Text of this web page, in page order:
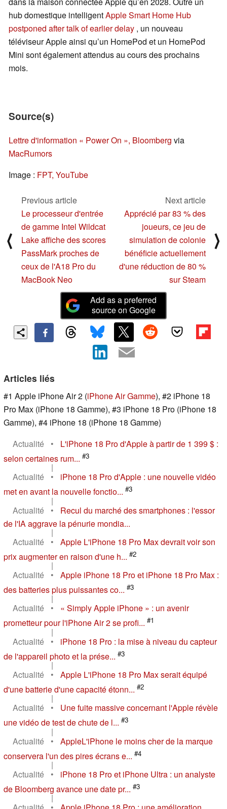
hub domestique intelligentApple Smart Home Hub
postponed after talk of earlier delay , un nouveau
téléviseur Apple ainsi qu’un HomePod et un HomePod
Mini sont également attendus au cours des prochains
mois.
Source(s)
Lettre d'information « Power On », Bloomberg via
MacRumors
Image : FPT, YouTube
⟨
Previous article
Le processeur d'entrée
de gamme Intel Wildcat
Lake affiche des scores
PassMark proches de
ceux de l'A18 Pro du
MacBook Neo
Next article
Apprécié par 83 % des
joueurs, ce jeu de
simulation de colonie
bénéficie actuellement
d'une réduction de 80 %
sur Steam
⟩
Add as a preferred
source on Google
Articles liés
#1 Apple iPhone Air 2 (iPhone Air Gamme), #2 iPhone 18
Pro Max (iPhone 18 Gamme), #3 iPhone 18 Pro (iPhone 18
Gamme), #4 iPhone 18 (iPhone 18 Gamme)
Actualité
•
L'iPhone 18 Pro d'Apple à partir de 1 399 $ :
selon certaines rum... #3
|
Actualité
•
iPhone 18 Pro d'Apple : une nouvelle vidéo
met en avant la nouvelle fonctio... #3
|
Actualité
•
Recul du marché des smartphones : l'essor
de l'IA aggrave la pénurie mondia...
|
Actualité
•
Apple L'iPhone 18 Pro Max devrait voir son
prix augmenter en raison d'une h... #2
|
Actualité
•
Apple iPhone 18 Pro et iPhone 18 Pro Max :
des batteries plus puissantes co... #3
|
Actualité
•
« Simply Apple iPhone » : un avenir
prometteur pour l'iPhone Air 2 se profi... #1
|
Actualité
•
iPhone 18 Pro : la mise à niveau du capteur
de l'appareil photo et la prése... #3
|
Actualité
•
Apple L'iPhone 18 Pro Max serait équipé
d'une batterie d'une capacité étonn... #2
|
Actualité
•
Une fuite massive concernant l'Apple révèle
une vidéo de test de chute de l... #3
|
Actualité
•
AppleL'iPhone le moins cher de la marque
conservera l'un des pires écrans e... #4
|
Actualité
•
iPhone 18 Pro et iPhone Ultra : un analyste
de Bloomberg avance une date pr... #3
|